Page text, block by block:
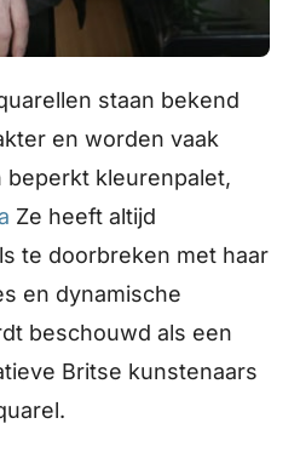
staan bekend
en worden vaak
kleurenpalet,
Ze heeft altijd
te doorbreken met haar
en dynamische
beschouwd als een
Britse kunstenaars